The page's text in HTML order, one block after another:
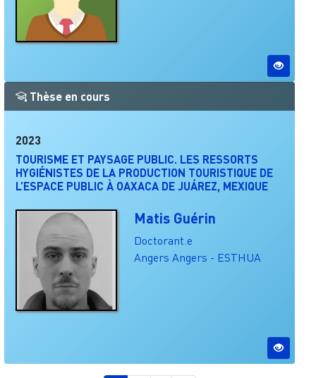
Thèse en cours
2023
TOURISME ET PAYSAGE PUBLIC. LES RESSORTS
HYGIÉNISTES DE LA PRODUCTION TOURISTIQUE DE
L’ESPACE PUBLIC À OAXACA DE JUÁREZ, MEXIQUE
Matis Guérin
Doctorant.e
Angers Angers - ESTHUA